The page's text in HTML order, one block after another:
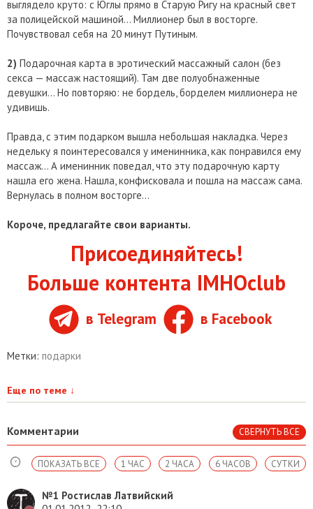
выглядело круто: с Юглы прямо в Старую Ригу на красный свет
за полицейской машиной… Миллионер был в восторге.
Почувствовал себя на 20 минут Путиным.
2) Подарочная карта в эротический массажный салон (без
секса — массаж настоящий). Там две полуобнаженные
девушки… Но повторяю: не бордель, борделем миллионера не
удивишь.
Правда, с этим подарком вышла небольшая накладка. Через
недельку я поинтересовался у именинника, как понравился ему
массаж… А именинник поведал, что эту подарочную карту
нашла его жена. Нашла, конфисковала и пошла на массаж сама.
Вернулась в полном восторге…
Короче, предлагайте свои варианты.
Присоединяйтесь!
Больше контента IMHOclub
в Telegram в Facebook
Метки: подарки
Еще по теме ↓
Комментарии СВЕРНУТЬ ВСЕ
СУТКИ
6 ЧАСОВ
2 ЧАСА
1 ЧАС
ПОКАЗАТЬ ВСЕ
№1 Ростислав Латвийский